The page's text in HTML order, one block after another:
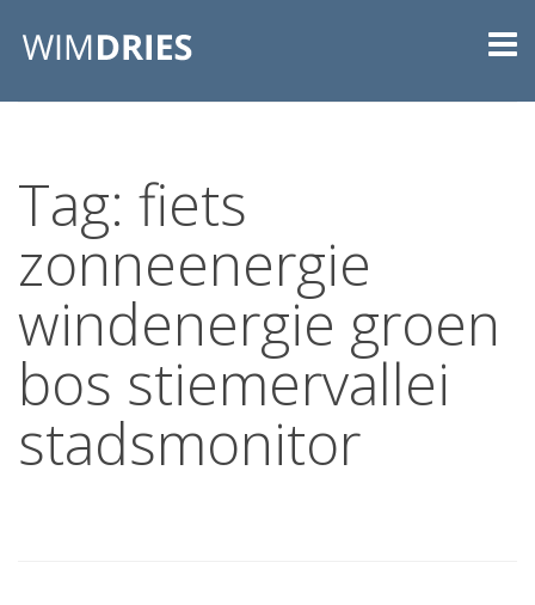
Tag: fiets
zonneenergie
windenergie groen
bos stiemervallei
stadsmonitor